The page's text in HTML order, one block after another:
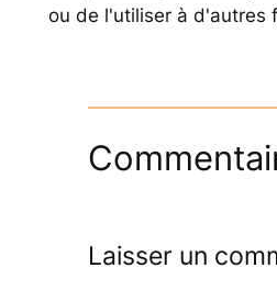
ou de l'utiliser à d'autres
Laisser un